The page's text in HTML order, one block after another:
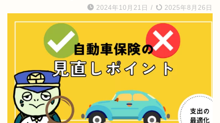
2024年10月21日 / 2025年8月26日